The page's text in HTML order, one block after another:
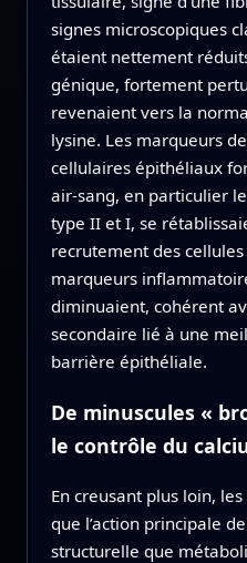
signes microscopiques
étaient nettement
génique, fortement
revenaient vers la
lysine. Les marqueurs
cellulaires épithéliaux
air‑sang, en particulier
type II et I, se
recrutement des
marqueurs
diminuaient, cohérent
secondaire lié à une
barrière épithéliale.
De minuscules «
le contrôle du
En creusant plus loin,
que l’action principale
structurelle que